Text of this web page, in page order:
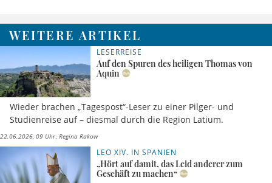
WEITERE ARTIKEL
LESERREISE
Auf den Spuren des heiligen Thomas von
Aquin
Wieder brachen „Tagespost“-Leser zu einer Pilger- und
Studienreise auf – diesmal durch die Region Latium.
22.06.2026, 09 Uhr Regina Rakow
LEO XIV. IN SPANIEN
„Hört auf damit, das Leid anderer zum
Geschäft zu machen“